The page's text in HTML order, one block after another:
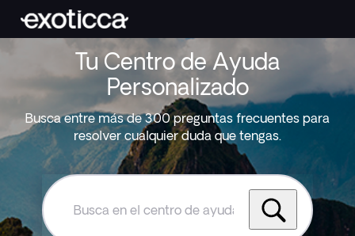
Tu Centro de Ayuda
Personalizado
Busca entre más de 300 preguntas frecuentes para
resolver cualquier duda que tengas.
Busca